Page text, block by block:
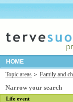
HOME
Topic areas
Family and
Narrow your search
Life event